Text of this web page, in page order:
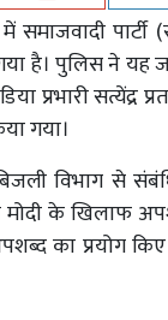
समाजवादी
है। पुलिस ने यह
प्रभारी सत्येंद्र
गया।
विभाग से
मोदी के खिलाफ
का प्रयोग